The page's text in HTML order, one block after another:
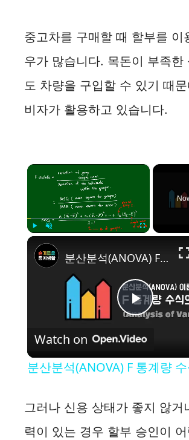
중고차를 구매할 때 할부를 이
우가 많습니다. 목돈이 부족한
도 차량을 구입할 수 있기 때
비자가 활용하고 있습니다.
×
P
y
분산분석(ANOVA) F 통계량 수식의 이해
Watch on
분산분석(ANOVA) F 통계량
그러나 신용 상태가 좋지 않거
력이 있는 경우 할부 승인이